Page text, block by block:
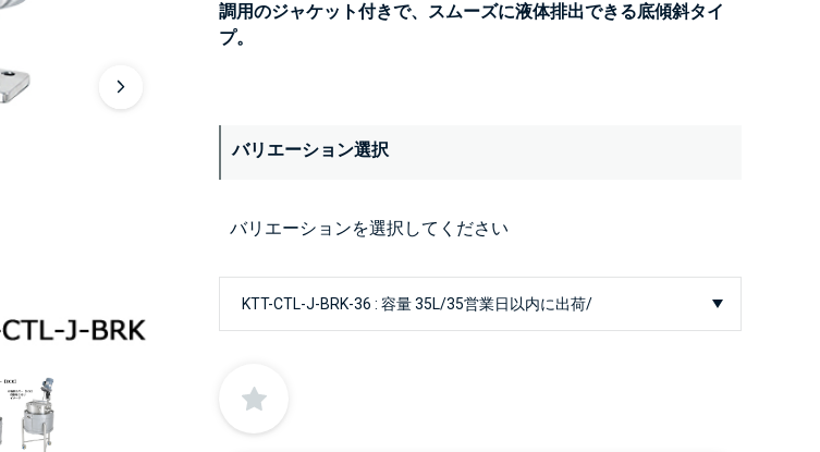
調用のジャケット付きで、スムーズに液体排出できる底傾斜タイ
プ。
バリエーション選択
バリエーションを選択してください